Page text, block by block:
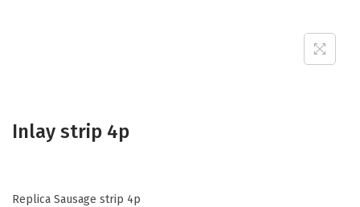
Inlay strip 4p
Replica Sausage strip 4p